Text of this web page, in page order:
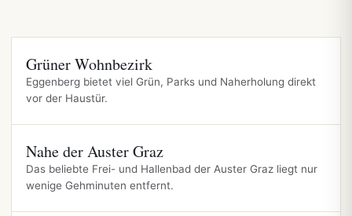
Grüner Wohnbezirk
Eggenberg bietet viel Grün, Parks und Naherholung direkt
vor der Haustür.
Nahe der Auster Graz
Das beliebte Frei- und Hallenbad der Auster Graz liegt nur
wenige Gehminuten entfernt.